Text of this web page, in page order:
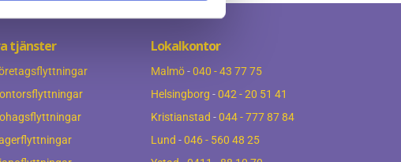
tjänster Lokalkontor
Malmö-040 - 43 77 75
Helsingborg -042 - 20 51 41
Kristianstad -044 - 777 87 84
Lund -046 - 560 48 25